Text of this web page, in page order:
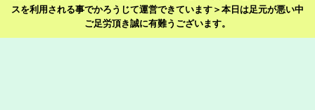
スを利用される事でかろうじて運営できています＞本日は足元が悪い中
ご足労頂き誠に有難うございます。